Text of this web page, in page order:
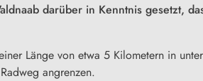
darüber in Kenntnis gesetzt,
Länge von etwa 5 Kilometern in
angrenzen.